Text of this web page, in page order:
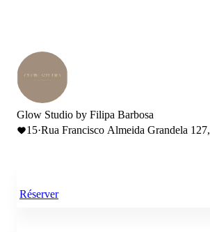
Glow Studio by Filipa Barbosa
15·Rua Francisco Almeida Grandela 127,
Réserver